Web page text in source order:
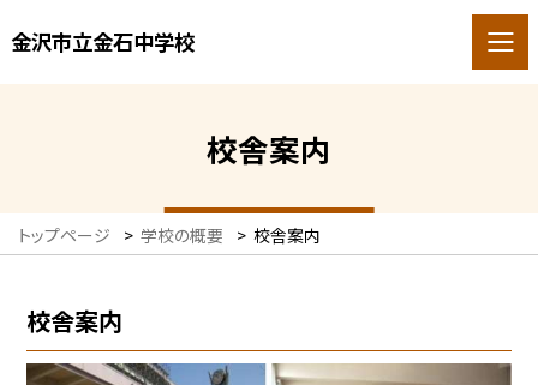
金沢市立金石中学校
校舎案内
トップページ > 学校の概要 > 校舎案内
校舎案内